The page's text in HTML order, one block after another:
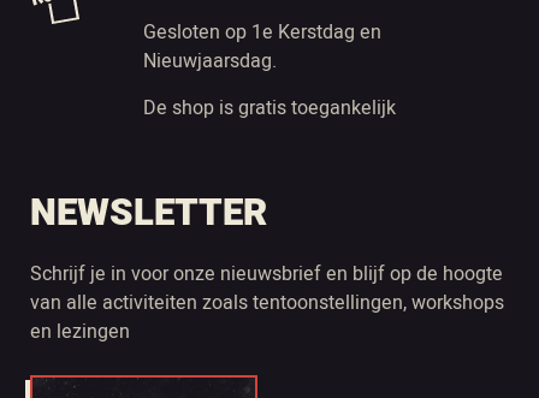
Gesloten op 1e Kerstdag en
Nieuwjaarsdag.
De shop is gratis toegankelijk
NEWSLETTER
Schrijf je in voor onze nieuwsbrief en blijf op de hoogte
van alle activiteiten zoals tentoonstellingen, workshops
en lezingen